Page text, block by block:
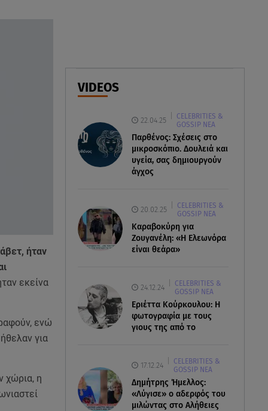
Τροχαίο Σέρρες: «Δεν πρόλαβα
VIDEOS
22.04.25
CELEBRITIES &
GOSSIP ΝΕΑ
Παρθένος: Σχέσεις στο
μικροσκόπιο. Δουλειά και
υγεία, σας δημιουργούν
άγχος
20.02.25
CELEBRITIES &
GOSSIP ΝΕΑ
Καραβοκύρη για
Ζουγανέλη: «Η Ελεωνόρα
είναι θεάρα»
24.12.24
CELEBRITIES &
GOSSIP ΝΕΑ
Εριέττα Κούρκουλου: Η
φωτογραφία με τους
γιους της από το
17.12.24
CELEBRITIES &
GOSSIP ΝΕΑ
Δημήτρης Ήμελλος:
«Λύγισε» ο αδερφός του
μιλώντας στο Αλήθειες
ήταν
εκείνα
ενώ
για
χώρια, η